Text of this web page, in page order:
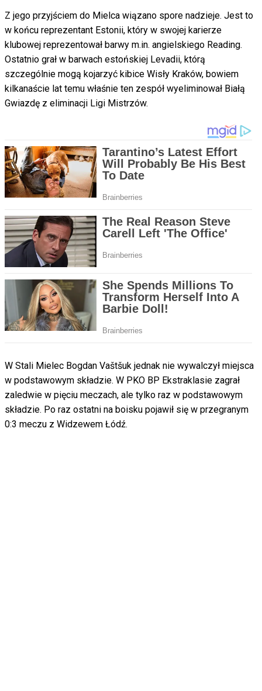
Z jego przyjściem do Mielca wiązano spore nadzieje. Jest to
w końcu reprezentant Estonii, który w swojej karierze
klubowej reprezentował barwy m.in. angielskiego Reading.
Ostatnio grał w barwach estońskiej Levadii, którą
szczególnie mogą kojarzyć kibice Wisły Kraków, bowiem
kilkanaście lat temu właśnie ten zespół wyeliminował Białą
Gwiazdę z eliminacji Ligi Mistrzów.
W Stali Mielec Bogdan Vaštšuk jednak nie wywalczył miejsca
w podstawowym składzie. W PKO BP Ekstraklasie zagrał
zaledwie w pięciu meczach, ale tylko raz w podstawowym
składzie. Po raz ostatni na boisku pojawił się w przegranym
0:3 meczu z Widzewem Łódź.